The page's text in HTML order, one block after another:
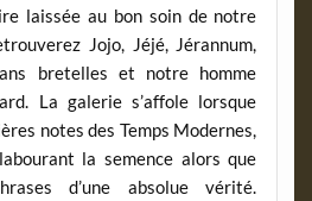
laissée au bon soin de notre
Jojo, Jéjé, Jérannum,
bretelles et notre homme
La galerie s’affole lorsque
notes des Temps Modernes,
la semence alors que
d’une absolue vérité.